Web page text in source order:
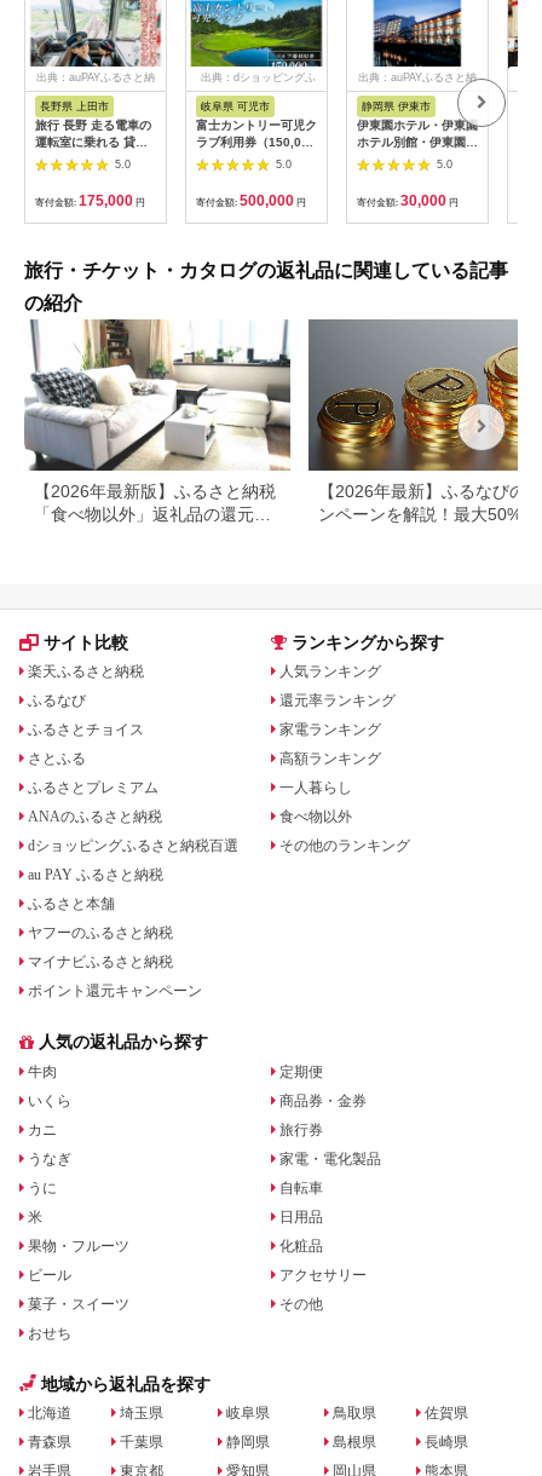
出典：auPAYふるさと納
税
長野県 上田市
旅行 長野 走る電車の
運転室に乗れる 貸切
列車でお仕事体験 体
験 チケット 電車 鉄道
列車 サービス 子供 子
ども こども 家族 長野
県
5.0
寄付金額: 175,000 円
出典：dショッピングふ
るさと納税
岐阜県 可児市
富士カントリー可児ク
ラブ利用券（150,000
円分）【0018-007】
5.0
寄付金額: 500,000 円
出典：auPAYふるさと納
静岡県 伊東市
伊東園ホテル・伊東園
ホテル別館・伊東園ホ
テル松川館 ご宿泊券
1泊2日2食付き(1名様
分:GAタイプ)
【1044937】
5.0
寄付金額: 30,000 円
旅行・チケット・カタログの返礼品に関連している記事
の紹介
【2026年最新版】ふるさと納税
「食べ物以外」返礼品の還元率
【2026年最新】ふるなびの
ンペーンを解説！最大50%還
サイト比較
楽天ふるさと納税
ふるなび
ふるさとチョイス
さとふる
ふるさとプレミアム
ANAのふるさと納税
dショッピングふるさと納税百選
au PAY ふるさと納税
ふるさと本舗
ヤフーのふるさと納税
マイナビふるさと納税
ポイント還元キャンペーン
ランキングから探す
人気ランキング
還元率ランキング
家電ランキング
高額ランキング
一人暮らし
食べ物以外
その他のランキング
人気の返礼品から探す
牛肉
いくら
カニ
うなぎ
うに
米
果物・フルーツ
ビール
菓子・スイーツ
おせち
定期便
商品券・金券
旅行券
家電・電化製品
自転車
日用品
化粧品
アクセサリー
その他
地域から返礼品を探す
北海道
青森県
岩手県
埼玉県
千葉県
東京都
岐阜県
静岡県
愛知県
鳥取県
島根県
岡山県
佐賀県
長崎県
熊本県